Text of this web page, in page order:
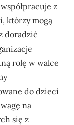
z
którzy mogą
doradzić
rolę w walce
do dzieci
na
się z